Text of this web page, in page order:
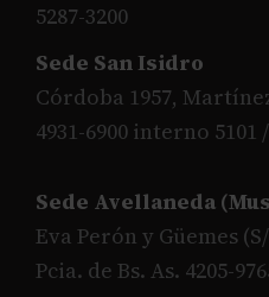
5287-3200
Sede San Isidro
Córdoba 1957,
4931-6900 interno 5101
Sede Avellaneda
Eva Perón y Güemes
Pcia. de Bs. As. 4205-